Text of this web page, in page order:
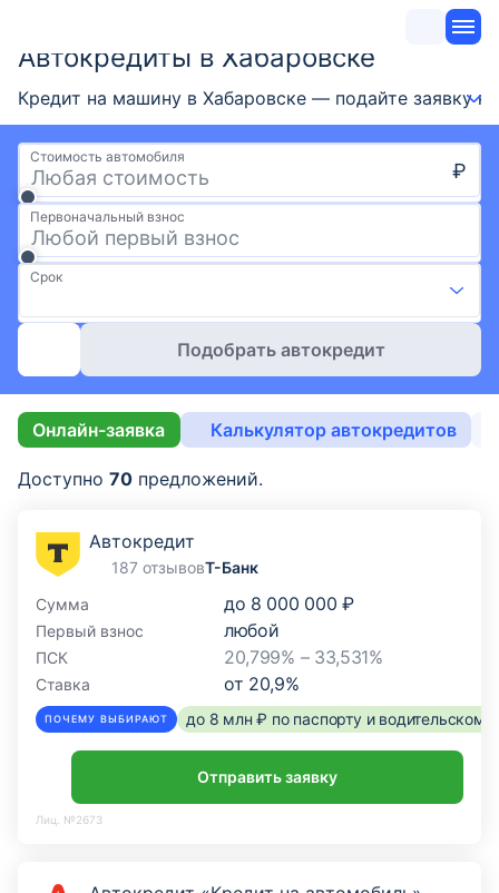
Автокредиты в Хабаровске
Кредит на машину в Хабаровске — подайте заявку
Стоимость автомобиля
₽
Первоначальный взнос
Срок
Подобрать автокредит
Онлайн-заявка Калькулятор автокредитов
Доступно 70 предложений.
Автокредит
187 отзывовТ-Банк
Сумма
до 8 000 000 ₽
Первый взнос любой
ПСК 20,799% – 33,531%
Ставка от 20,9%
ПОЧЕМУ ВЫБИРАЮТ до 8 млн ₽ по паспорту и
Отправить заявку
Лиц. №2673